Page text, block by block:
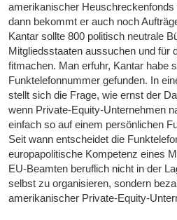
amerikanischer
dann bekommt er auch noch
Kantar sollte 800 politisch neutrale
Mitgliedsstaaten aussuchen und für
fitmachen. Man erfuhr, Kantar habe
Funktelefonnummer gefunden. In
stellt sich die Frage, wie ernst der
wenn Private-Equity-Unternehmen
einfach so auf einem persönlichen
Seit wann entscheidet die
europapolitische Kompetenz eines
EU-Beamten beruflich nicht in der
selbst zu organisieren, sondern
amerikanischer Private-Equity-